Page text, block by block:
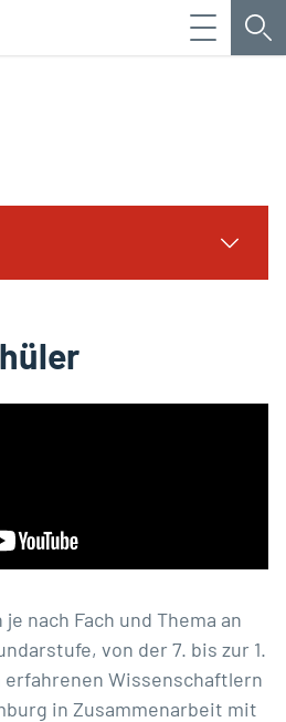
Menü
nach Fach und Thema an
von der 7. bis zur 1.
erfahrenen Wissenschaftlern
in Zusammenarbeit mit